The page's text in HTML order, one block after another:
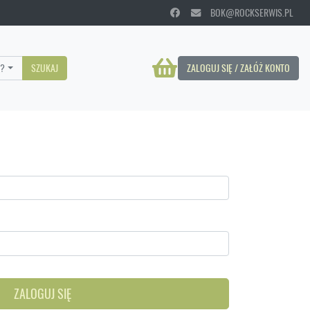
BOK@ROCKSERWIS.PL
ZALOGUJ SIĘ / ZAŁÓŻ KONTO
SZUKAJ
ZALOGUJ SIĘ